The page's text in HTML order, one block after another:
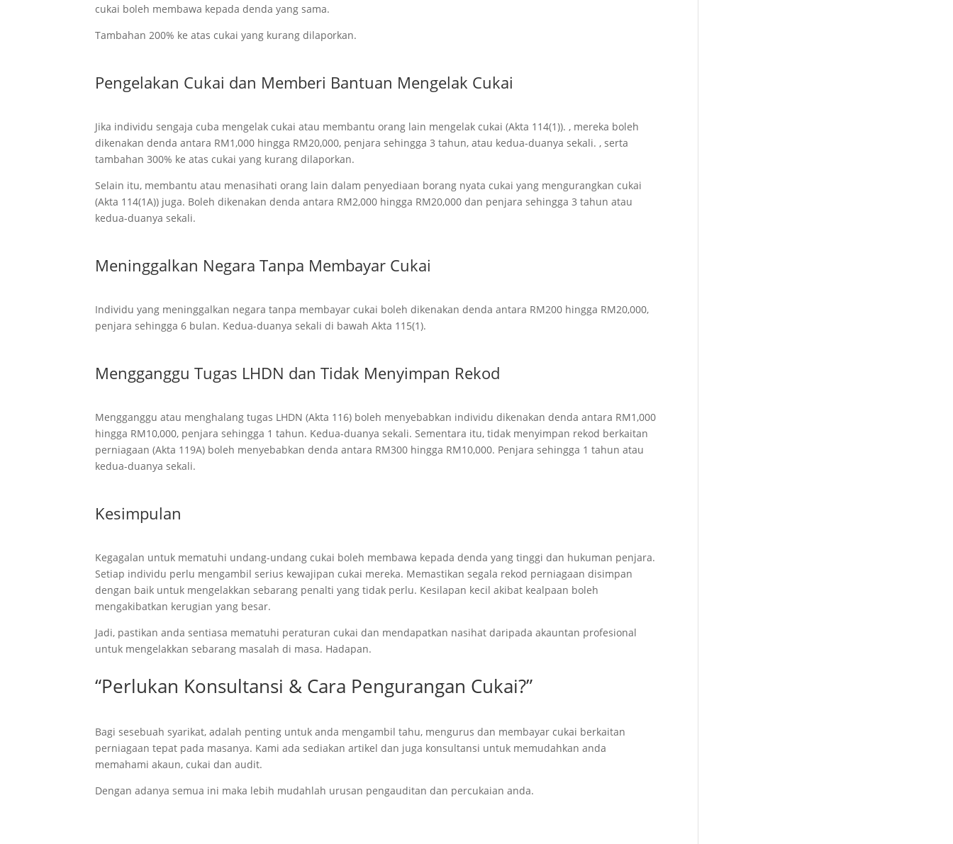
cukai boleh membawa kepada denda yang sama.
Tambahan 200% ke atas cukai yang kurang dilaporkan.
Pengelakan Cukai dan Memberi Bantuan Mengelak Cukai
Jika individu sengaja cuba mengelak cukai atau membantu orang lain mengelak cukai (Akta 114(1)). , mereka boleh
dikenakan denda antara RM1,000 hingga RM20,000, penjara sehingga 3 tahun, atau kedua-duanya sekali. , serta
tambahan 300% ke atas cukai yang kurang dilaporkan.
Selain itu, membantu atau menasihati orang lain dalam penyediaan borang nyata cukai yang mengurangkan cukai
(Akta 114(1A)) juga. Boleh dikenakan denda antara RM2,000 hingga RM20,000 dan penjara sehingga 3 tahun atau
kedua-duanya sekali.
Meninggalkan Negara Tanpa Membayar Cukai
Individu yang meninggalkan negara tanpa membayar cukai boleh dikenakan denda antara RM200 hingga RM20,000,
penjara sehingga 6 bulan. Kedua-duanya sekali di bawah Akta 115(1).
Mengganggu Tugas LHDN dan Tidak Menyimpan Rekod
Mengganggu atau menghalang tugas LHDN (Akta 116) boleh menyebabkan individu dikenakan denda antara RM1,000
hingga RM10,000, penjara sehingga 1 tahun. Kedua-duanya sekali. Sementara itu, tidak menyimpan rekod berkaitan
perniagaan (Akta 119A) boleh menyebabkan denda antara RM300 hingga RM10,000. Penjara sehingga 1 tahun atau
kedua-duanya sekali.
Kesimpulan
Kegagalan untuk mematuhi undang-undang cukai boleh membawa kepada denda yang tinggi dan hukuman penjara.
Setiap individu perlu mengambil serius kewajipan cukai mereka. Memastikan segala rekod perniagaan disimpan
dengan baik untuk mengelakkan sebarang penalti yang tidak perlu. Kesilapan kecil akibat kealpaan boleh
mengakibatkan kerugian yang besar.
Jadi, pastikan anda sentiasa mematuhi peraturan cukai dan mendapatkan nasihat daripada akauntan profesional
untuk mengelakkan sebarang masalah di masa. Hadapan.
“Perlukan Konsultansi & Cara Pengurangan Cukai?”
Bagi sesebuah syarikat, adalah penting untuk anda mengambil tahu, mengurus dan membayar cukai berkaitan
perniagaan tepat pada masanya. Kami ada sediakan artikel dan juga konsultansi untuk memudahkan anda
memahami akaun, cukai dan audit.
Dengan adanya semua ini maka lebih mudahlah urusan pengauditan dan percukaian anda.